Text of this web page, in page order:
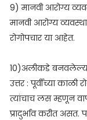
9) मानवी आरोग्य
मानवी आरोग्य
रोगोपचार या आहेत.
10)अलीकडे
उत्तर : पूर्वीच्या
त्यांचाच लस म्हणून
प्रादुर्भाव करीत असत.